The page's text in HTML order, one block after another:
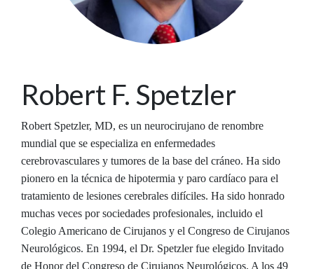
Robert F. Spetzler
Robert Spetzler, MD, es un neurocirujano de renombre
mundial que se especializa en enfermedades
cerebrovasculares y tumores de la base del cráneo. Ha sido
pionero en la técnica de hipotermia y paro cardíaco para el
tratamiento de lesiones cerebrales difíciles. Ha sido honrado
muchas veces por sociedades profesionales, incluido el
Colegio Americano de Cirujanos y el Congreso de Cirujanos
Neurológicos. En 1994, el Dr. Spetzler fue elegido Invitado
de Honor del Congreso de Cirujanos Neurológicos. A los 49